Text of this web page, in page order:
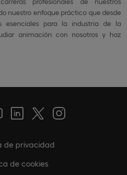
nuestro enfoque práctico que desde
esenciales para la industria de la
animación con nosotros y haz
de privacidad
de cookies